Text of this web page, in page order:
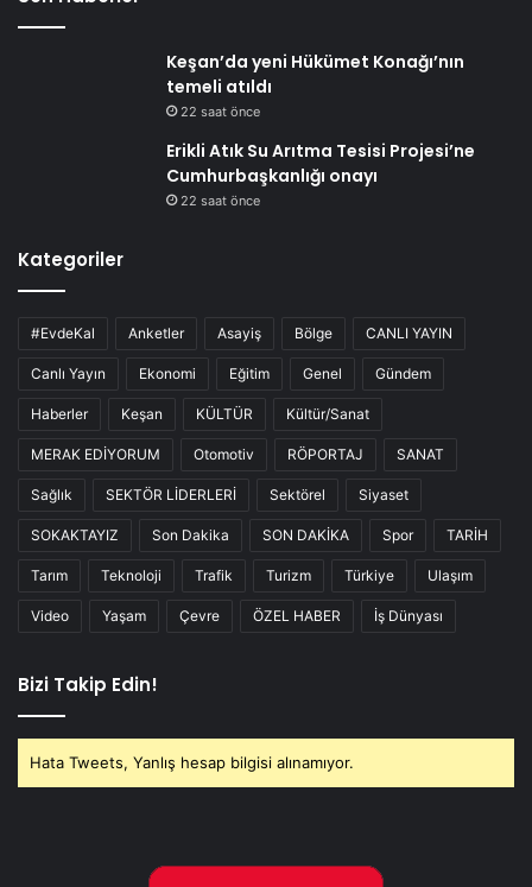
Keşan’da yeni Hükümet Konağı’nın
temeli atıldı
22 saat önce
Erikli Atık Su Arıtma Tesisi Projesi’ne
Cumhurbaşkanlığı onayı
22 saat önce
Kategoriler
#EvdeKal Anketler Asayiş Bölge CANLI YAYIN
Canlı Yayın Ekonomi Eğitim Genel Gündem
Haberler Keşan KÜLTÜR Kültür/Sanat
MERAK EDİYORUM Otomotiv RÖPORTAJ SANAT
Sağlık SEKTÖR LİDERLERİ Sektörel Siyaset
SOKAKTAYIZ Son Dakika SON DAKİKA Spor TARİH
Tarım Teknoloji Trafik Turizm Türkiye Ulaşım
Video Yaşam Çevre ÖZEL HABER İş Dünyası
Bizi Takip Edin!
Hata Tweets, Yanlış hesap bilgisi alınamıyor.